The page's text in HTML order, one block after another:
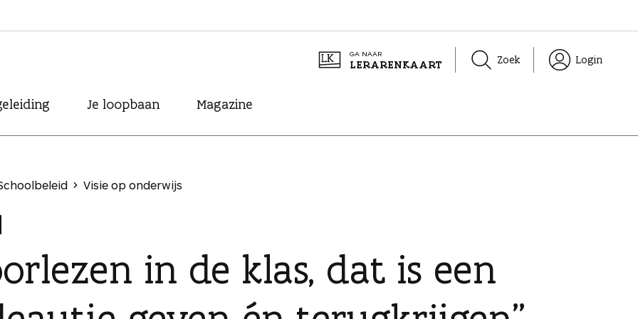
GA NAAR
LERARENKAART Zoek Login
Je loopbaan Magazine
Visie op onderwijs
in de klas, dat is een